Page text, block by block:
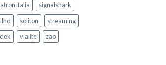
italia
signalshark
soliton
streaming
vialite zao